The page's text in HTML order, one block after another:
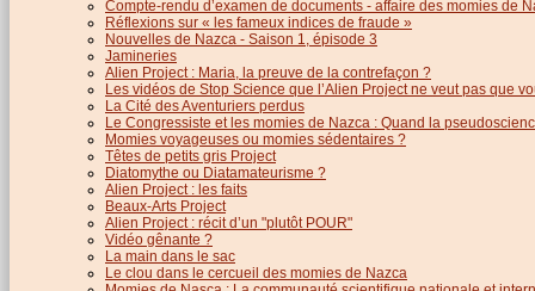
Compte-rendu d’examen de documents - affaire des momies de
Réflexions sur « les fameux indices de fraude »
Nouvelles de Nazca - Saison 1, épisode 3
Jamineries
Alien Project : Maria, la preuve de la contrefaçon ?
Les vidéos de Stop Science que l’Alien Project ne veut pas que
La Cité des Aventuriers perdus
Le Congressiste et les momies de Nazca : Quand la
Momies voyageuses ou momies sédentaires ?
Têtes de petits gris Project
Diatomythe ou Diatamateurisme ?
Alien Project : les faits
Beaux-Arts Project
Alien Project : récit d’un "plutôt POUR"
Vidéo gênante ?
La main dans le sac
Le clou dans le cercueil des momies de Nazca